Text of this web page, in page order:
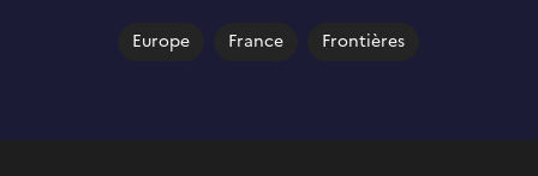
Europe France Frontières